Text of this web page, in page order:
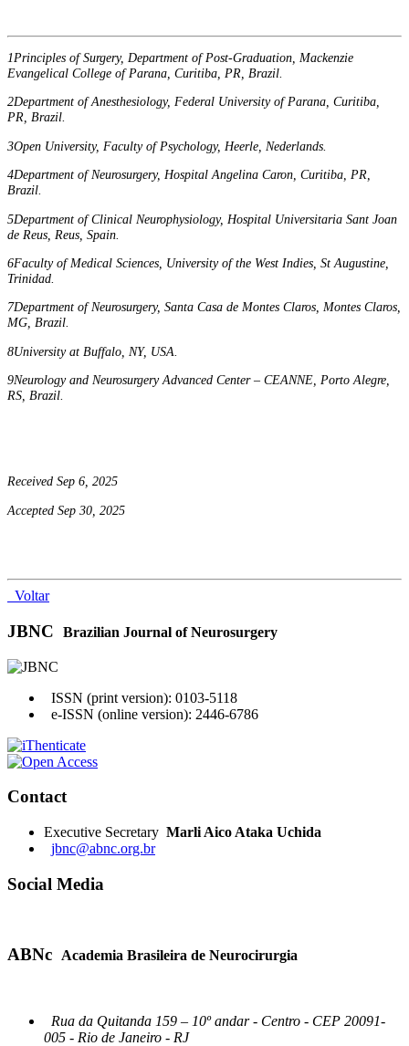
1Principles of Surgery, Department of Post-Graduation, Mackenzie
Evangelical College of Parana, Curitiba, PR, Brazil.
2Department of Anesthesiology, Federal University of Parana, Curitiba,
PR, Brazil.
3Open University, Faculty of Psychology, Heerle, Nederlands.
4Department of Neurosurgery, Hospital Angelina Caron, Curitiba, PR,
Brazil.
5Department of Clinical Neurophysiology, Hospital Universitaria Sant Joan
de Reus, Reus, Spain.
6Faculty of Medical Sciences, University of the West Indies, St Augustine,
Trinidad.
7Department of Neurosurgery, Santa Casa de Montes Claros, Montes Claros,
MG, Brazil.
8University at Buffalo, NY, USA.
9Neurology and Neurosurgery Advanced Center – CEANNE, Porto Alegre,
RS, Brazil.
Received Sep 6, 2025
Accepted Sep 30, 2025
Voltar
JBNC Brazilian Journal of Neurosurgery
ISSN (print version): 0103-5118
e-ISSN (online version): 2446-6786
Contact
Executive Secretary Marli Aico Ataka Uchida
jbnc@abnc.org.br
Social Media
ABNc Academia Brasileira de Neurocirurgia
Rua da Quitanda 159 – 10º andar - Centro - CEP 20091-
005 - Rio de Janeiro - RJ